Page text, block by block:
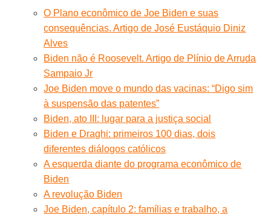
O Plano econômico de Joe Biden e suas
consequências. Artigo de José Eustáquio Diniz
Alves
Biden não é Roosevelt. Artigo de Plínio de Arruda
Sampaio Jr
Joe Biden move o mundo das vacinas: “Digo sim
à suspensão das patentes”
Biden, ato III: lugar para a justiça social
Biden e Draghi: primeiros 100 dias, dois
diferentes diálogos católicos
A esquerda diante do programa econômico de
Biden
A revolução Biden
Joe Biden, capítulo 2: famílias e trabalho, a